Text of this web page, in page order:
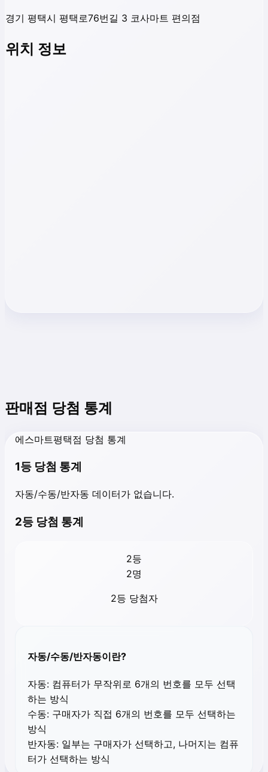
경기 평택시 평택로76번길 3 코사마트 편의점
위치 정보
판매점 당첨 통계
에스마트평택점 당첨 통계
1등 당첨 통계
자동/수동/반자동 데이터가 없습니다.
2등 당첨 통계
2등
2명
2등 당첨자
자동/수동/반자동이란?
자동: 컴퓨터가 무작위로 6개의 번호를 모두 선택
하는 방식
수동: 구매자가 직접 6개의 번호를 모두 선택하는
방식
반자동: 일부는 구매자가 선택하고, 나머지는 컴퓨
터가 선택하는 방식